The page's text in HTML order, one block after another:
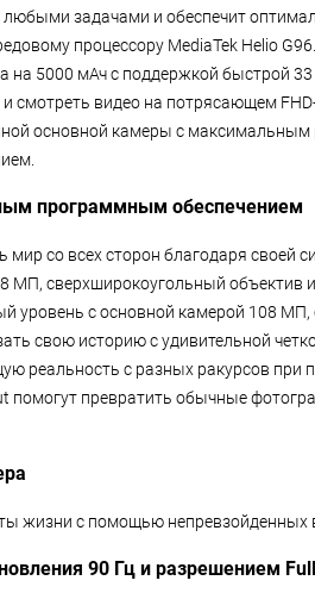
любыми задачами и обеспечит
процессору MediaTek Helio
на 5000 мАч с поддержкой быстрой
смотреть видео на потрясающем
основной камеры с
программным обеспечением
мир со всех сторон благодаря своей
МП, сверхширокоугольный объектив
уровень с основной камерой 108 МП,
свою историю с удивительной
реальность с разных ракурсов при
помогут превратить обычные
жизни с помощью непревзойденных
90 Гц и разрешением